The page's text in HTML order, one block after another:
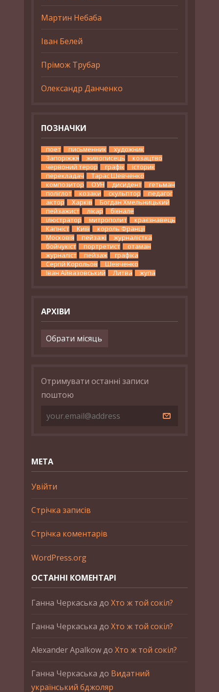
Мартин Небаба
Іван Белей
Прімож Трубар
Олександр Данченко
ПОЗНАЧКИ
поет письменник
художник
Запоріжжя
живописець
козацтво
червоний терор
графік
історик
перекладач
Тарас Шевченко
композитор
ОУН дисидент
гетьман
поліглот
козаки скульптор
педагог
актор
Харків
Богдан Хмельницький
пейзажист
лікар
бієнале
ілюстратор
митрополит
краєзнавець
Капніст
Київ
король Франції
Московія
пейзажі
журналістка
бойчукіст
портретист
отаман
журналіст
пейзаж
графіка
Сергій Корольов
Шевченко
Іван Айвазовський
Литва жупа
АРХІВИ
Архіви
Отримувати останні записи
поштою
МЕТА
Увійти
Стрічка записів
Стрічка коментарів
WordPress.org
ОСТАННІ КОМЕНТАРІ
Ганна Черкаська до Хто ж той сокіл?
Ганна Черкаська до Хто ж той сокіл?
Alexander Apalkowдо Хто ж той сокіл?
Ганна Черкаська до Видатний
український бджоляр